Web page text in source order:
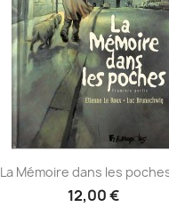
La Mémoire dans les
12,00 €